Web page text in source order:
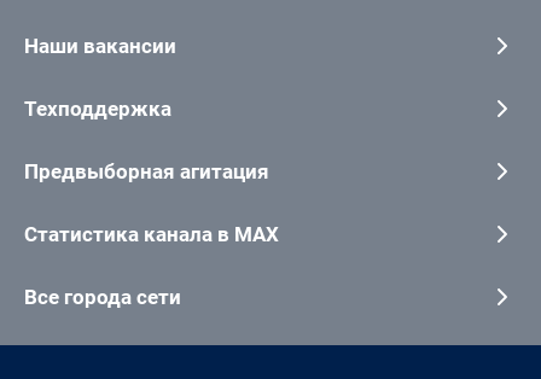
Наши вакансии
Техподдержка
Предвыборная агитация
Статистика канала в MAX
Все города сети